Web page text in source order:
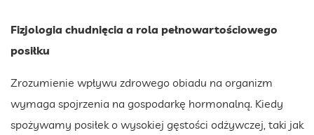
Fizjologia chudnięcia a rola pełnowartościowego
posiłku
Zrozumienie wpływu zdrowego obiadu na organizm
wymaga spojrzenia na gospodarkę hormonalną. Kiedy
spożywamy posiłek o wysokiej gęstości odżywczej, taki jak